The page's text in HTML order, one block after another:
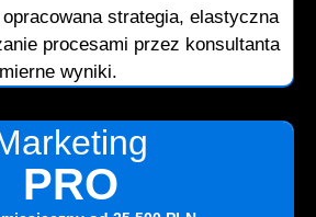
strategia, elastyczna
procesami przez konsultanta
wyniki.
PRO